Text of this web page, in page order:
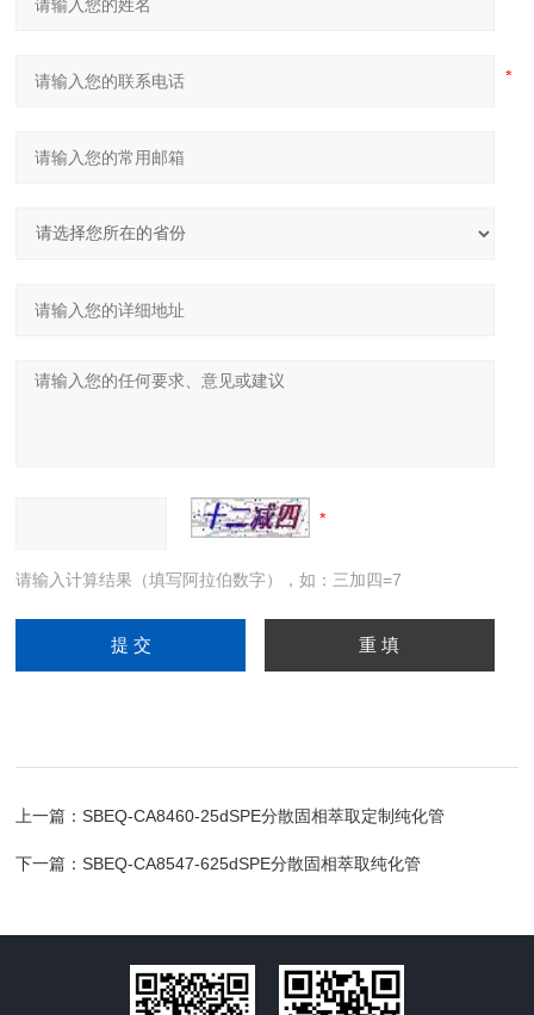
请输入计算结果（填写阿拉伯数字），如：三加四=7
上一篇：SBEQ-CA8460-25dSPE分散固相萃取定制纯化管
下一篇：SBEQ-CA8547-625dSPE分散固相萃取纯化管